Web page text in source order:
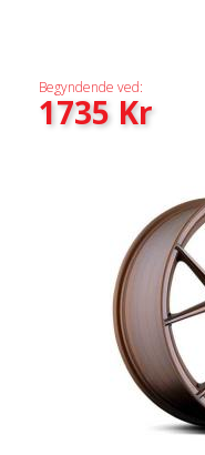
Begyndende ved:
1735Kr